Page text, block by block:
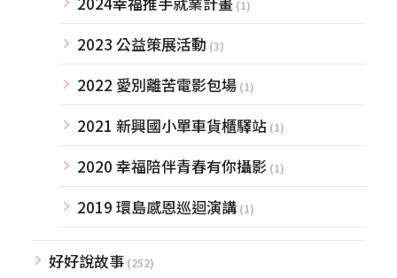
(1)
2023 公益策展活動 (3)
2022 愛別離苦電影包場 (1)
2021 新興國小單車貨櫃驛站 (1)
2020 幸福陪伴青春有你攝影 (1)
2019 環島感恩巡迴演講 (1)
好好說故事 (252)